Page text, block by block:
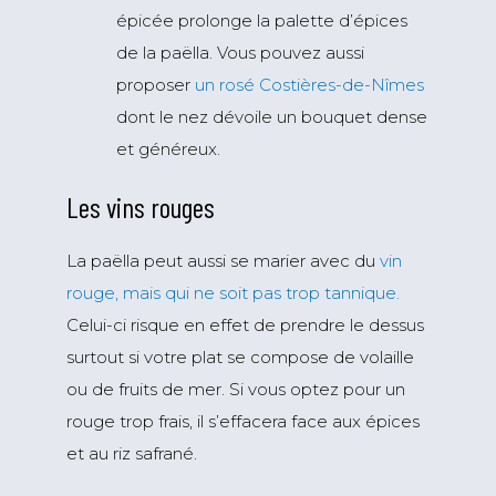
épicée prolonge la palette d’épices
de la paëlla. Vous pouvez aussi
proposer un rosé Costières-de-Nîmes
dont le nez dévoile un bouquet dense
et généreux.
Les vins rouges
La paëlla peut aussi se marier avec du vin
rouge, mais qui ne soit pas trop tannique.
Celui-ci risque en effet de prendre le dessus
surtout si votre plat se compose de volaille
ou de fruits de mer. Si vous optez pour un
rouge trop frais, il s’effacera face aux épices
et au riz safrané.